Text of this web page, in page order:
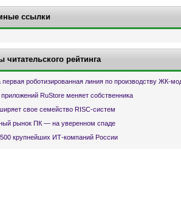
ссылки
читательского рейтинга
первая роботизированная линия по производству ЖК-
приложений RuStore меняет собственника
свое семейство RISC-систем
рынок ПК — на уверенном спаде
500 крупнейших ИТ-компаний России